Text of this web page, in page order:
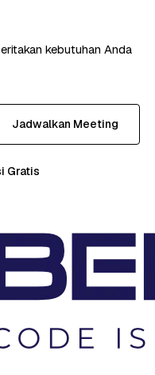
kebutuhan Anda
Jadwalkan Meeting
Gratis